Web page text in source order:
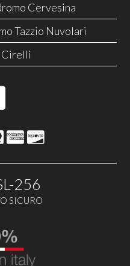
Cervesina
Tazzio Nuvolari
Cirelli
256
SICURO